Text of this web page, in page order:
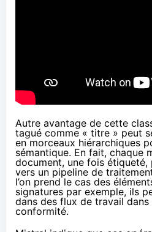
Autre avantage de cette
tagué comme « titre » peut
en morceaux hiérarchiques
sémantique. En fait, chaque
document, une fois étiqueté,
vers un pipeline de
l’on prend le cas des
signatures par exemple, ils
dans des flux de travail dans
conformité.